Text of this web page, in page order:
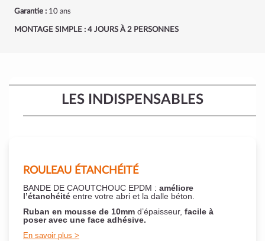
Garantie : 10 ans
MONTAGE SIMPLE : 4 JOURS À 2 PERSONNES
LES INDISPENSABLES
ROULEAU ÉTANCHÉITÉ
BANDE DE CAOUTCHOUC EPDM : améliore
l’étanchéité entre votre abri et la dalle béton.
Ruban en mousse de 10mm d’épaisseur, facile à
poser avec une face adhésive.
En savoir plus